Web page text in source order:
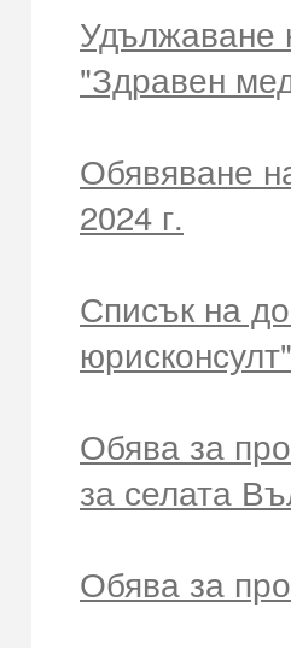
Удължаване
"Здравен
Обявяване
2024 г.
Списък на
юрисконсулт"
Обява за
за селата
Обява за